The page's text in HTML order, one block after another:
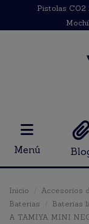
Pistolas CO2
Menú
Inicio Accesorios
Baterias
Baterias
A TAMIYA MINI